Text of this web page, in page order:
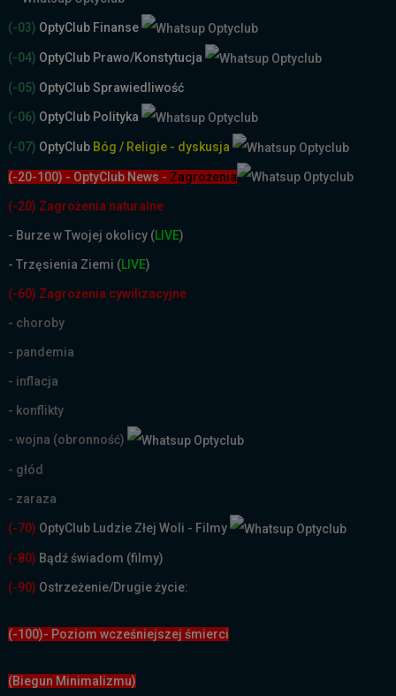
(-03) OptyClub Finanse
(-04) OptyClub Prawo/Konstytucja
(-05) OptyClub Sprawiedliwość
(-06) OptyClub Polityka
(-07) OptyClub Bóg / Religie - dyskusja
(-20-100) - OptyClub News - Zagrożenia
(-20) Zagrożenia naturalne
- Burze w Twojej okolicy (LIVE)
- Trzęsienia Ziemi (LIVE)
(-60) Zagrożenia cywilizacyjne
- choroby
- pandemia
- inflacja
- konflikty
- wojna (obronność)
- głód
- zaraza
(-70) OptyClub Ludzie Złej Woli - Filmy
(-80) Bądź świadom (filmy)
(-90) Ostrzeżenie/Drugie życie:
(-100)- Poziom wcześniejszej śmierci
(Biegun Minimalizmu)